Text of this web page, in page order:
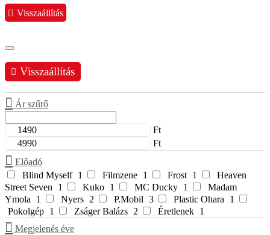
Visszaállítás
Visszaállítás
Ár szűrő
Ft
Ft
Előadó
Blind Myself 1 Filmzene 1 Frost 1
Heaven
Street Seven 1 Kuko 1 MC Ducky 1
Madam
Ymola 1 Nyers 2 P.Mobil 3 Plastic Ohara 1
Pokolgép 1 Zságer Balázs 2 Éretlenek 1
Megjelenés éve